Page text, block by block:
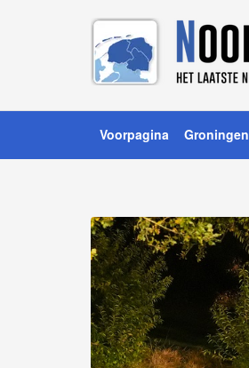
Voorpagina Groningen